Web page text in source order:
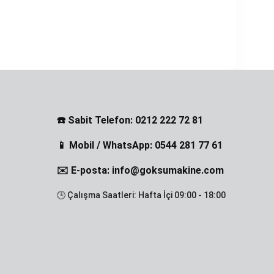
☎️ Sabit Telefon: 0212 222 72 81
📱 Mobil / WhatsApp: 0544 281 77 61
✉️ E-posta: info@goksumakine.com
🕒 Çalışma Saatleri: Hafta İçi 09:00 - 18:00